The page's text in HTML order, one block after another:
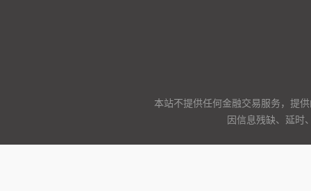
本站不提供任何金融交易服务，提
因信息残缺、延时